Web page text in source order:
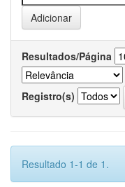
Resultados/Página
Registro(s)
Resultado 1-1 de 1.